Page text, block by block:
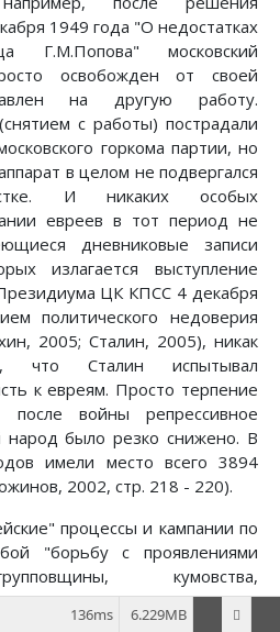
1949 года "О недостатках
Г.М.Попова" московский
освобожден от своей
на другую работу.
с работы) пострадали
горкома партии, но
в целом не подвергался
И никаких особых
евреев в тот период не
дневниковые записи
излагается выступление
ЦК КПСС 4 декабря
политического недоверия
2005; Сталин, 2005), никак
что Сталин испытывал
к евреям. Просто терпение
после войны репрессивное
народ было резко снижено. В
имели место всего 3894
2002, стр. 218 - 220).
процессы и кампании по
"борьбу с проявлениями
кумовства,
Самое интересное, что
и в науке. Если прочитать
6.229MB
136ms